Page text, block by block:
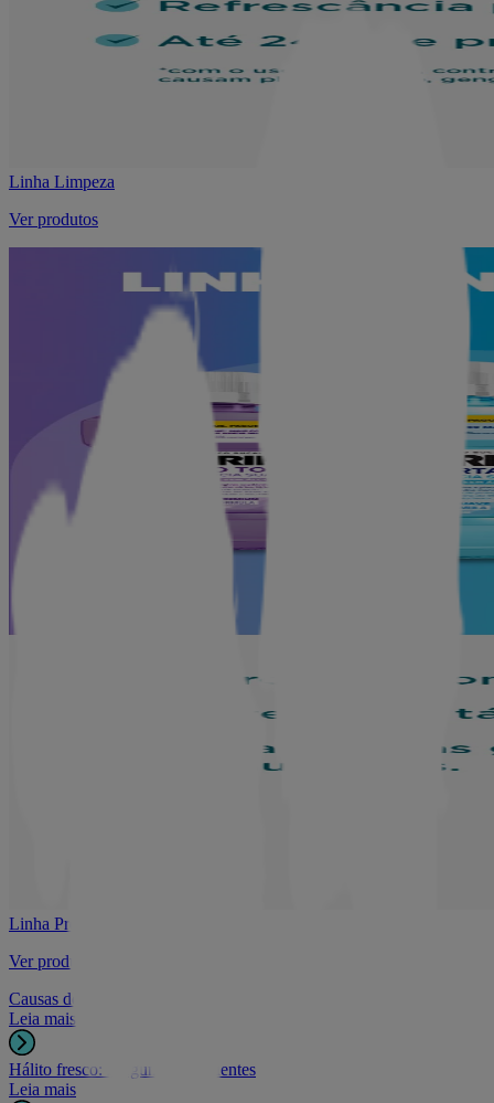
Linha Limpeza
Ver produtos
Linha Proteção
Ver produtos
Causas do mau hálito
Leia mais
Hálito fresco: Perguntas Frequentes
Leia mais